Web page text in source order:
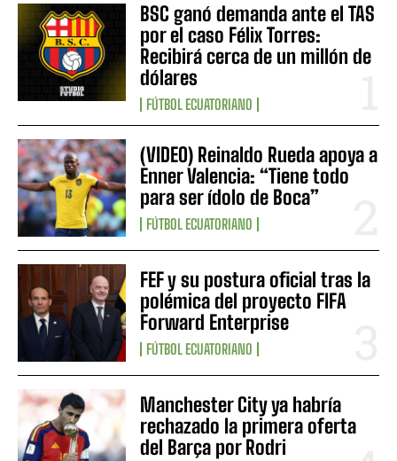
BSC ganó demanda ante el TAS
por el caso Félix Torres:
Recibirá cerca de un millón de
dólares
FÚTBOL ECUATORIANO
(VIDEO) Reinaldo Rueda apoya a
Enner Valencia: “Tiene todo
para ser ídolo de Boca”
FÚTBOL ECUATORIANO
FEF y su postura oficial tras la
polémica del proyecto FIFA
Forward Enterprise
FÚTBOL ECUATORIANO
Manchester City ya habría
rechazado la primera oferta
del Barça por Rodri